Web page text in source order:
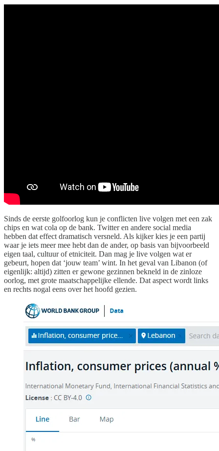
Sinds de eerste golfoorlog kun je conflicten live volgen met een zak
chips en wat cola op de bank. Twitter en andere social media
hebben dat effect dramatisch versneld. Als kijker kies je een partij
waar je iets meer mee hebt dan de ander, op basis van bijvoorbeeld
eigen taal, cultuur of etniciteit. Dan mag je live volgen wat er
gebeurt, hopen dat ‘jouw team’ wint. In het geval van Libanon (of
eigenlijk: altijd) zitten er gewone gezinnen bekneld in de zinloze
oorlog, met grote maatschappelijke ellende. Dat aspect wordt links
en rechts nogal eens over het hoofd gezien.